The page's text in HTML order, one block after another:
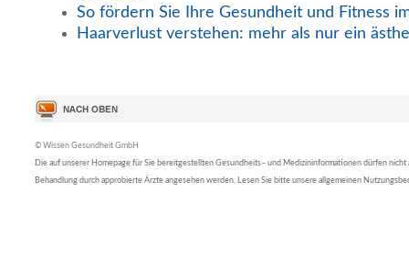
So fördern Sie Ihre Gesundheit und Fitness
Haarverlust verstehen: mehr als nur ein
© Wissen Gesundheit GmbH
Die auf unserer Homepage für Sie bereitgestellten Gesundheits– und Medizininformationen dürfen nicht
Behandlung durch approbierte Ärzte angesehen werden. Lesen Sie bitte unsere allgemeinen